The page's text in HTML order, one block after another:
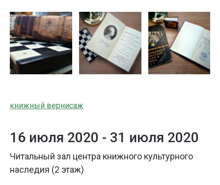
книжный вернисаж
16 июля 2020 - 31 июля 2020
Читальный зал центра книжного культурного
наследия (2 этаж)